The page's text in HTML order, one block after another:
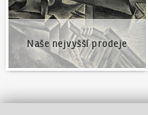
Naše nejvyšší prodeje